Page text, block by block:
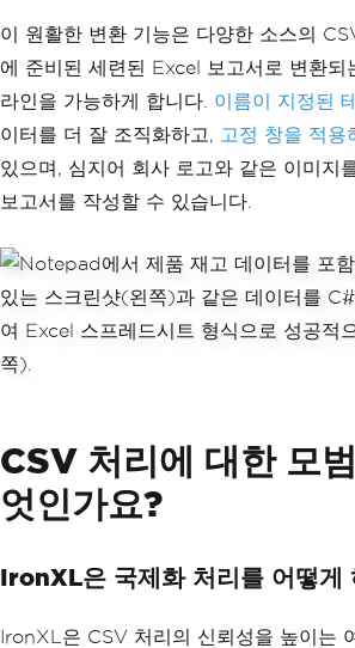
// Add a summary chart
var
chart = sheet .CreateChart(
e.Column,
);
chart. AddSeries( "B2:B10" ,
chart
.SetTitle("Monthly Sales
y");
chart .Plot();
// Add data validation
ist
= new string[] { "Approved"
// Save the enhanced Excel file
이 원활한 변환 기능은 다양한 소스의
에 준비된 세련된 Excel 보고서로 변환되
라인을 가능하게 합니다. 이름이 지정된
이터를 더 잘 조직화하고, 고정 창을 적용
있으며, 심지어 회사 로고와 같은 이미지
보고서를 작성할 수 있습니다.
CSV 처리에 대한 모
엇인가요?
IronXL은 국제화 처리를 어떻게
IronXL은 CSV 처리의 신뢰성을 높이는